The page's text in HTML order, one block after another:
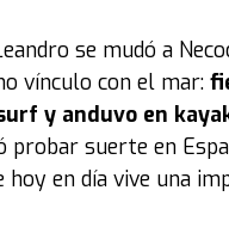
se mudó a
vínculo con el mar:
y anduvo en
probar suerte en
hoy en día vive una